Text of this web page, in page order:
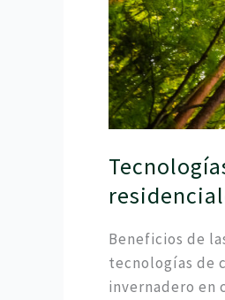
Beneficios de
tecnologías de
invernadero en